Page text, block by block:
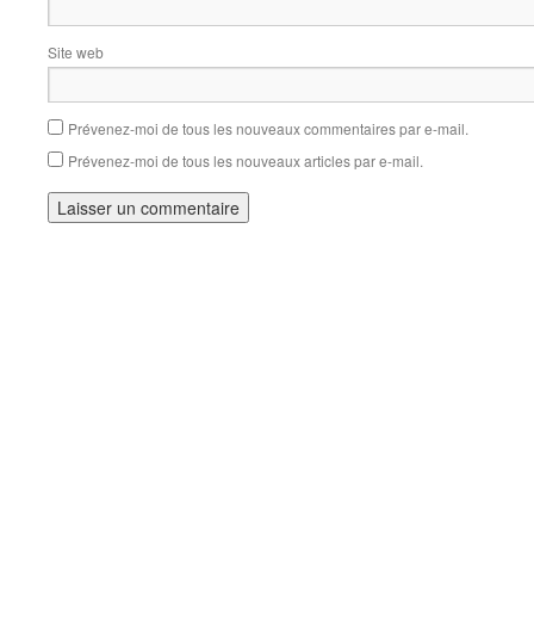
Site web
Prévenez-moi de tous les nouveaux commentaires par e-mail.
Prévenez-moi de tous les nouveaux articles par e-mail.